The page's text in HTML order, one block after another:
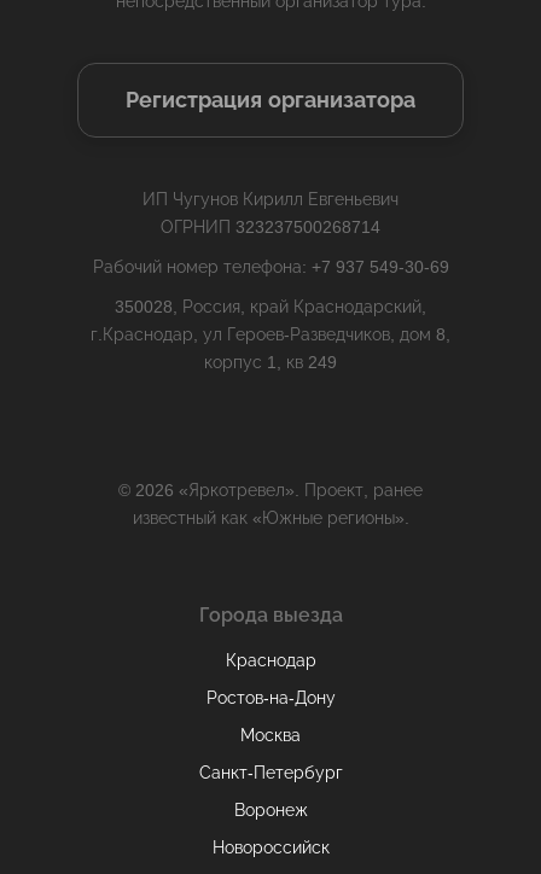
Регистрация организатора
ИП Чугунов Кирилл Евгеньевич
ОГРНИП 323237500268714
Рабочий номер телефона: +7 937 549-30-69
350028, Россия, край Краснодарский,
г.Краснодар, ул Героев-Разведчиков, дом 8,
корпус 1, кв 249
© 2026 «Яркотревел». Проект, ранее
известный как «Южные регионы».
Города выезда
Краснодар
Ростов-на-Дону
Москва
Санкт-Петербург
Воронеж
Новороссийск